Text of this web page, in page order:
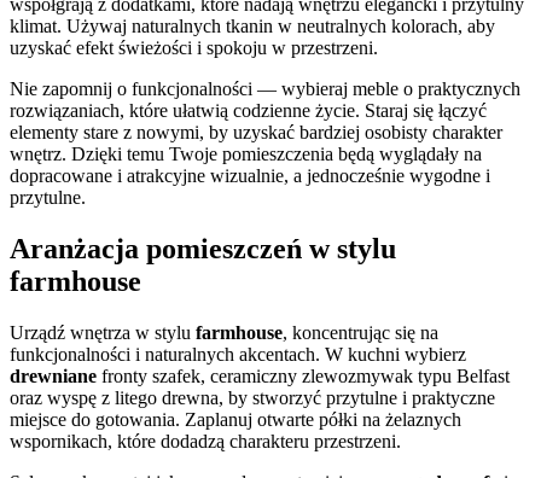
współgrają z dodatkami, które nadają wnętrzu elegancki i przytulny
klimat. Używaj naturalnych tkanin w neutralnych kolorach, aby
uzyskać efekt świeżości i spokoju w przestrzeni.
Nie zapomnij o funkcjonalności — wybieraj meble o praktycznych
rozwiązaniach, które ułatwią codzienne życie. Staraj się łączyć
elementy stare z nowymi, by uzyskać bardziej osobisty charakter
wnętrz. Dzięki temu Twoje pomieszczenia będą wyglądały na
dopracowane i atrakcyjne wizualnie, a jednocześnie wygodne i
przytulne.
Aranżacja pomieszczeń w stylu
farmhouse
Urządź wnętrza w stylu farmhouse, koncentrując się na
funkcjonalności i naturalnych akcentach. W kuchni wybierz
drewniane fronty szafek, ceramiczny zlewozmywak typu Belfast
oraz wyspę z litego drewna, by stworzyć przytulne i praktyczne
miejsce do gotowania. Zaplanuj otwarte półki na żelaznych
wspornikach, które dodadzą charakteru przestrzeni.